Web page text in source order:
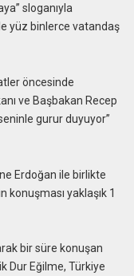
sloganıyla
yüz binlerce vatandaş
öncesinde
ve Başbakan Recep
gurur duyuyor”
Erdoğan ile birlikte
konuşması yaklaşık 1
bir süre konuşan
Dur Eğilme, Türkiye